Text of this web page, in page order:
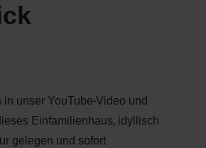
in unser YouTube-Video und
Einfamilienhaus, idyllisch
gelegen und sofort